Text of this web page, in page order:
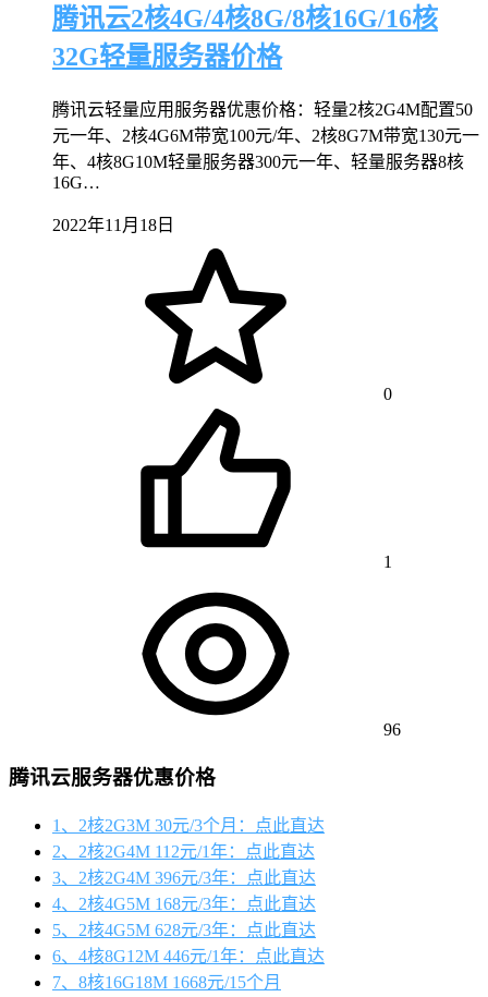
腾讯云2核4G/4核8G/8核16G/16核
32G轻量服务器价格
腾讯云轻量应用服务器优惠价格：轻量2核2G4M配置50
元一年、2核4G6M带宽100元/年、2核8G7M带宽130元一
年、4核8G10M轻量服务器300元一年、轻量服务器8核
16G…
2022年11月18日
0
1
96
腾讯云服务器优惠价格
1、2核2G3M 30元/3个月：点此直达
2、2核2G4M 112元/1年：点此直达
3、2核2G4M 396元/3年：点此直达
4、2核4G5M 168元/3年：点此直达
5、2核4G5M 628元/3年：点此直达
6、4核8G12M 446元/1年：点此直达
7、8核16G18M 1668元/15个月